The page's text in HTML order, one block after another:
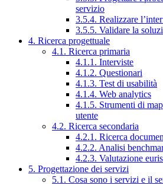
servizio
3.5.4. Realizzare
3.5.5. Validare la
4. Ricerca progettuale
4.1. Ricerca primaria
4.1.1. Interviste
4.1.2. Questionari
4.1.3. Test di usabilità
4.1.4. Web analytics
4.1.5. Strumenti di
utente
4.2. Ricerca secondaria
4.2.1. Ricerca
4.2.2. Analisi
4.2.3. Valutazione
5. Progettazione dei servizi
5.1. Cosa sono i servizi e il